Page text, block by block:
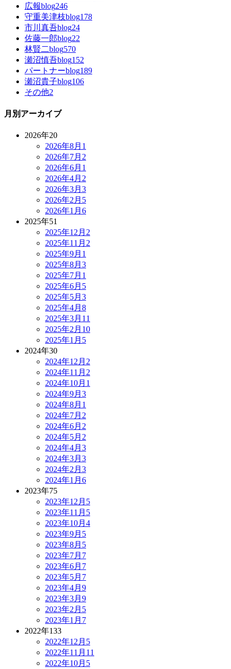
広報blog246
守重美津枝blog178
市川真吾blog24
佐藤一郎blog22
林賢二blog570
瀬沼慎吾blog152
パートナーblog189
瀬沼貴子blog106
その他2
月別アーカイブ
2026年20
2026年8月 1
2026年7月 2
2026年6月 1
2026年4月 2
2026年3月 3
2026年2月 5
2026年1月 6
2025年51
2025年12月 2
2025年11月 2
2025年9月 1
2025年8月 3
2025年7月 1
2025年6月 5
2025年5月 3
2025年4月 8
2025年3月 11
2025年2月 10
2025年1月 5
2024年30
2024年12月 2
2024年11月 2
2024年10月 1
2024年9月 3
2024年8月 1
2024年7月 2
2024年6月 2
2024年5月 2
2024年4月 3
2024年3月 3
2024年2月 3
2024年1月 6
2023年75
2023年12月 5
2023年11月 5
2023年10月 4
2023年9月 5
2023年8月 5
2023年7月 7
2023年6月 7
2023年5月 7
2023年4月 9
2023年3月 9
2023年2月 5
2023年1月 7
2022年133
2022年12月 5
2022年11月 11
2022年10月 5